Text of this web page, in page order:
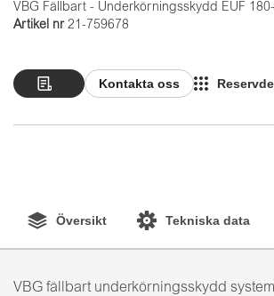
VBG Fällbart - Underkörningsskydd EUF
Artikel nr 21-759678
Kontakta oss
Översikt Tekniska data
VBG fällbart underkörningsskydd